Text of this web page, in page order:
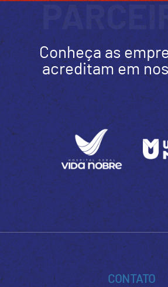
Conheça as
acreditam em
CONTATO